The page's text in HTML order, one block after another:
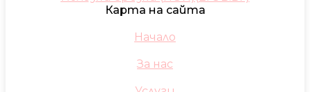
Карта на сайта
Начало
За нас